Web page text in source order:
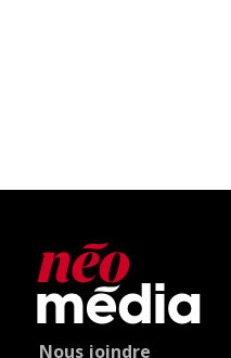
Nous joindre